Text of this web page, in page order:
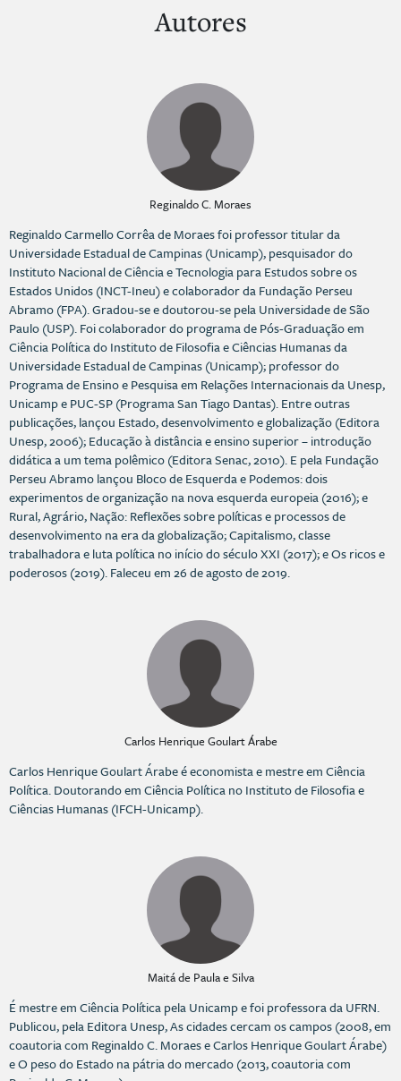
Autores
Reginaldo C. Moraes
Reginaldo Carmello Corrêa de Moraes foi professor titular da
Universidade Estadual de Campinas (Unicamp), pesquisador do
Instituto Nacional de Ciência e Tecnologia para Estudos sobre os
Estados Unidos (INCT-Ineu) e colaborador da Fundação Perseu
Abramo (FPA). Gradou-se e doutorou-se pela Universidade de São
Paulo (USP). Foi colaborador do programa de Pós-Graduação em
Ciência Política do Instituto de Filosofia e Ciências Humanas da
Universidade Estadual de Campinas (Unicamp); professor do
Programa de Ensino e Pesquisa em Relações Internacionais da Unesp,
Unicamp e PUC-SP (Programa San Tiago Dantas). Entre outras
publicações, lançou Estado, desenvolvimento e globalização (Editora
Unesp, 2006); Educação à distância e ensino superior – introdução
didática a um tema polêmico (Editora Senac, 2010). E pela Fundação
Perseu Abramo lançou Bloco de Esquerda e Podemos: dois
experimentos de organização na nova esquerda europeia (2016); e
Rural, Agrário, Nação: Reflexões sobre políticas e processos de
desenvolvimento na era da globalização; Capitalismo, classe
trabalhadora e luta política no início do século XXI (2017); e Os ricos e
poderosos (2019). Faleceu em 26 de agosto de 2019.
Carlos Henrique Goulart Árabe
Carlos Henrique Goulart Árabe é economista e mestre em Ciência
Política. Doutorando em Ciência Política no Instituto de Filosofia e
Ciências Humanas (IFCH-Unicamp).
Maitá de Paula e Silva
É mestre em Ciência Política pela Unicamp e foi professora da UFRN.
Publicou, pela Editora Unesp, As cidades cercam os campos (2008, em
coautoria com Reginaldo C. Moraes e Carlos Henrique Goulart Árabe)
e O peso do Estado na pátria do mercado (2013, coautoria com